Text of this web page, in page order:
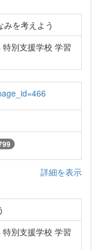
を考えよう
別支援学校 学習
詳細を表示
別支援学校 学習